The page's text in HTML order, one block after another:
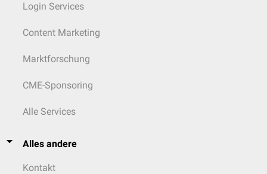
Login Services
Content Marketing
Marktforschung
CME-Sponsoring
Alle Services
Alles andere
Kontakt